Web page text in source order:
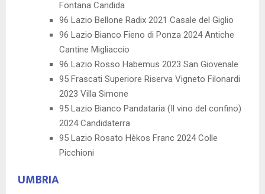
Fontana Candida
96 Lazio Bellone Radix 2021 Casale del Giglio
96 Lazio Bianco Fieno di Ponza 2024 Antiche
Cantine Migliaccio
96 Lazio Rosso Habemus 2023 San Giovenale
95 Frascati Superiore Riserva Vigneto Filonardi
2023 Villa Simone
95 Lazio Bianco Pandataria (Il vino del confino)
2024 Candidaterra
95 Lazio Rosato Hèkos Franc 2024 Colle
Picchioni
UMBRIA